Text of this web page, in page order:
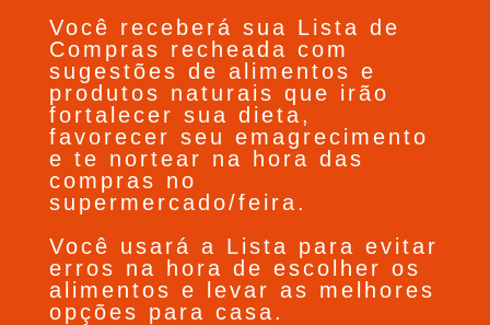
Você receberá sua Lista de
Compras recheada com
sugestões de alimentos e
produtos naturais que irão
fortalecer sua dieta,
favorecer seu emagrecimento
e te nortear na hora das
compras no
supermercado/feira.
Você usará a Lista para evitar
erros na hora de escolher os
alimentos e levar as melhores
opções para casa.